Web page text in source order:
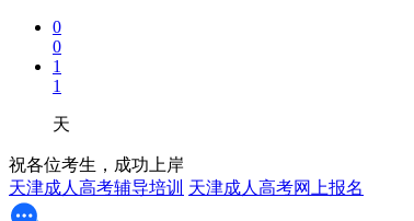
0
0
1
1
天
祝各位考生，成功上岸
天津成人高考辅导培训 天津成人高考网上报名